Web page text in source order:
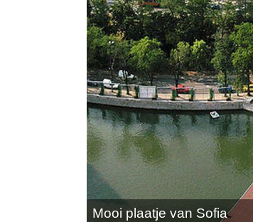
Mooi plaatje van Sofia